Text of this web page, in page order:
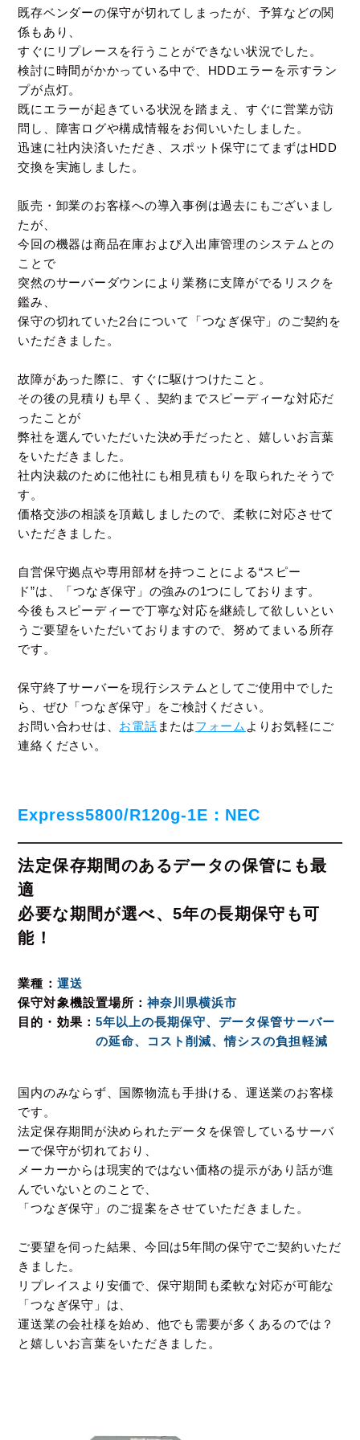
既存ベンダーの保守が切れてしまったが、予算などの関
係もあり、
すぐにリプレースを行うことができない状況でした。
検討に時間がかかっている中で、HDDエラーを示すラン
プが点灯。
既にエラーが起きている状況を踏まえ、すぐに営業が訪
問し、障害ログや構成情報をお伺いいたしました。
迅速に社内決済いただき、スポット保守にてまずはHDD
交換を実施しました。
販売・卸業のお客様への導入事例は過去にもございまし
たが、
今回の機器は商品在庫および入出庫管理のシステムとの
ことで
突然のサーバーダウンにより業務に支障がでるリスクを
鑑み、
保守の切れていた2台について「つなぎ保守」のご契約を
いただきました。
故障があった際に、すぐに駆けつけたこと。
その後の見積りも早く、契約までスピーディーな対応だ
ったことが
弊社を選んでいただいた決め手だったと、嬉しいお言葉
をいただきました。
社内決裁のために他社にも相見積もりを取られたそうで
す。
価格交渉の相談を頂戴しましたので、柔軟に対応させて
いただきました。
自営保守拠点や専用部材を持つことによる“スピー
ド”は、「つなぎ保守」の強みの1つにしております。
今後もスピーディーで丁寧な対応を継続して欲しいとい
うご要望をいただいておりますので、努めてまいる所存
です。
保守終了サーバーを現行システムとしてご使用中でした
ら、ぜひ「つなぎ保守」をご検討ください。
お問い合わせは、 お電話 またはフォーム よりお気軽にご
連絡ください。
Express5800/R120g-1E：NEC
法定保存期間のあるデータの保管にも最
適
必要な期間が選べ、5年の長期保守も可
能！
業種
運送
保守対象機設置場所
神奈川県横浜市
目的・効果
5年以上の長期保守、データ保管サーバー
の延命、コスト削減、情シスの負担軽減
国内のみならず、国際物流も手掛ける、運送業のお客様
です。
法定保存期間が決められたデータを保管しているサーバ
ーで保守が切れており、
メーカーからは現実的ではない価格の提示があり話が進
んでいないとのことで、
「つなぎ保守」のご提案をさせていただきました。
ご要望を伺った結果、今回は5年間の保守でご契約いただ
きました。
リプレイスより安価で、保守期間も柔軟な対応が可能な
「つなぎ保守」は、
運送業の会社様を始め、他でも需要が多くあるのでは？
と嬉しいお言葉をいただきました。